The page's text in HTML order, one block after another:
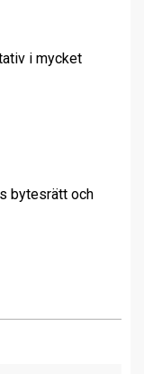
i mycket
bytesrätt och